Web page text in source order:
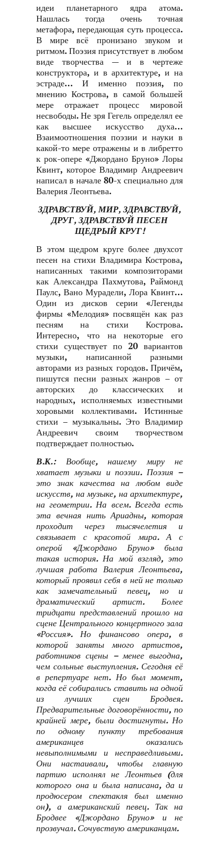
идеи планетарного ядра атома.
Нашлась тогда очень точная
метафора, передающая суть процесса.
В мире всё пронизано звуком и
ритмом. Поэзия присутствует в любом
виде творчества — и в чертеже
конструктора, и в архитектуре, и на
эстраде… И именно поэзия, по
мнению Кострова, в самой большей
мере отражает процесс мировой
несвободы. Не зря Гегель определял ее
как высшее искусство духа…
Взаимоотношения поэзии и науки в
какой-то мере отражены и в либретто
к рок-опере «Джордано Бруно» Лоры
Квинт, которое Владимир Андреевич
написал в начале 80-х специально для
Валерия Леонтьева.
ЗДРАВСТВУЙ, МИР, ЗДРАВСТВУЙ,
ДРУГ, ЗДРАВСТВУЙ ПЕСЕН
ЩЕДРЫЙ КРУГ!
В этом щедром круге более двухсот
песен на стихи Владимира Кострова,
написанных такими композиторами
как Александра Пахмутова, Раймонд
Паулс, Вано Мурадели, Лора Квинт…
Один из дисков серии «Легенды
фирмы «Мелодия» посвящён как раз
песням на стихи Кострова.
Интересно, что на некоторые его
стихи существует по 20 вариантов
музыки, написанной разными
авторами из разных городов. Причём,
пишутся песни разных жанров – от
авторских до классических и
народных, исполняемых известными
хоровыми коллективами. Истинные
стихи – музыкальны. Это Владимир
Андреевич своим творчеством
подтверждает полностью.
В.К.: Вообще, нашему миру не
хватает музыки и поэзии. Поэзия –
это знак качества на любом виде
искусств, на музыке, на архитектуре,
на геометрии. На всем. Всегда есть
эта вечная нить Ариадны, которая
проходит через тысячелетия и
связывает с красотой мира. А с
оперой «Джордано Бруно» была
такая история. На мой взгляд, это
лучшая работа Валерия Леонтьева,
который проявил себя в ней не только
как замечательный певец, но и
драматический артист. Более
тридцати представлений прошло на
сцене Центрального концертного зала
«Россия». Но финансово опера, в
которой заняты много артистов,
работников сцены – менее выгодна,
чем сольные выступления. Сегодня её
в репертуаре нет. Но был момент,
когда её собирались ставить на одной
из лучших сцен Бродвея.
Предварительные договорённости, по
крайней мере, были достигнуты. Но
по одному пункту требования
американцев оказались
невыполнимыми и несправедливыми.
Они настаивали, чтобы главную
партию исполнял не Леонтьев (для
которого она и была написана, да и
продюсером спектакля был именно
он), а американский певец. Так на
Бродвее «Джордано Бруно» и не
прозвучал. Сочувствую американцам.